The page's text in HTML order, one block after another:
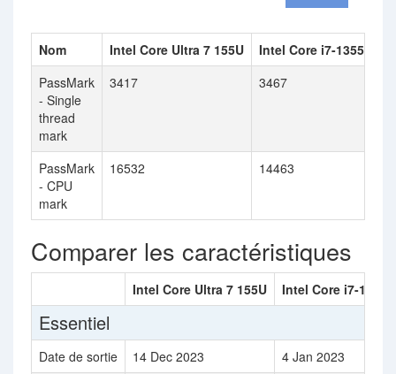
Nom Intel Core Ultra 7 155U
Intel Core i7-1355U
PassMark
- Single
thread
mark
3417 3467
PassMark
- CPU
mark
16532 14463
Comparer les caractéristiques
Intel Core Ultra 7 155U Intel Core i7-1355U
Essentiel
Date de sortie 14 Dec 2023 4 Jan 2023